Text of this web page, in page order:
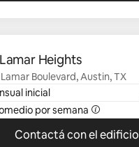
Heights
Boulevard, Austin, TX
inicial
por semana
Contactá con el edificio